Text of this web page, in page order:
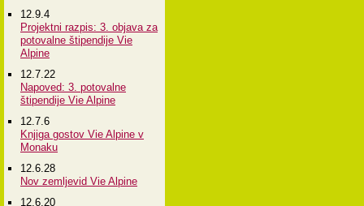
12.9.4
Projektni razpis: 3. objava za
potovalne štipendije Vie
Alpine
12.7.22
Napoved: 3. potovalne
štipendije Vie Alpine
12.7.6
Knjiga gostov Vie Alpine v
Monaku
12.6.28
Nov zemljevid Vie Alpine
12.6.20